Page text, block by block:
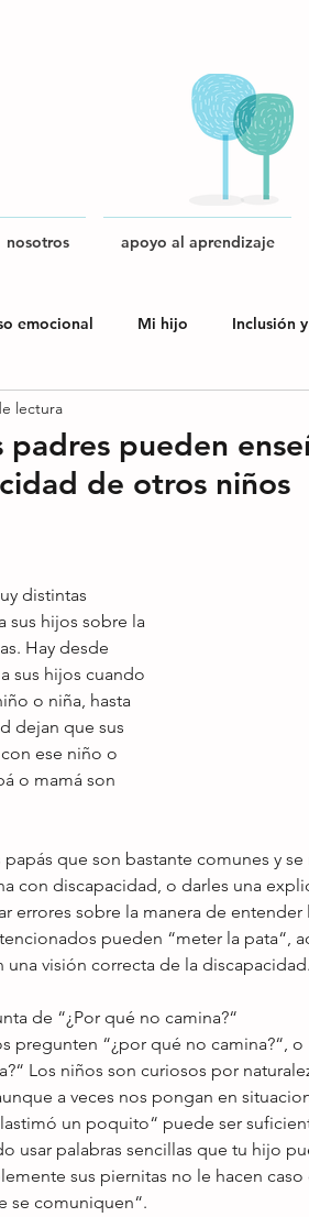
nosotros apoyo al aprendizaje
emocional Mi hijo Inclusión
padres pueden
de otros niños
lectura
distintas
sus hijos sobre la
Hay desde
sus hijos cuando
o niña, hasta
dejan que sus
ese niño o
o mamá son
que son bastante comunes y
con discapacidad, o darles una
errores sobre la manera de
pueden “meter la pata“,
una visión correcta de la discapacidad.
de “¿Por qué no camina?“
pregunten “¿por qué no camina?“,
Los niños son curiosos por
a veces nos pongan en
un poquito“ puede ser
usar palabras sencillas que tu hijo
sus piernitas no le hacen
se comuniquen“.